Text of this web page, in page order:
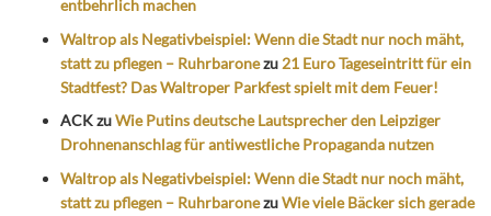
entbehrlich machen
Waltrop als Negativbeispiel: Wenn die Stadt nur noch mäht,
statt zu pflegen – Ruhrbaronezu 21 Euro Tageseintritt für ein
Stadtfest? Das Waltroper Parkfest spielt mit dem Feuer!
ACKzuWie Putins deutsche Lautsprecher den Leipziger
Drohnenanschlag für antiwestliche Propaganda nutzen
Waltrop als Negativbeispiel: Wenn die Stadt nur noch mäht,
statt zu pflegen – RuhrbaronezuWie viele Bäcker sich gerade